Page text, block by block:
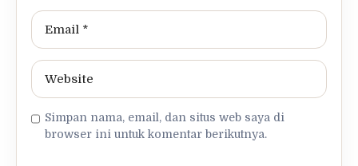
Simpan nama, email, dan situs web saya di
browser ini untuk komentar berikutnya.